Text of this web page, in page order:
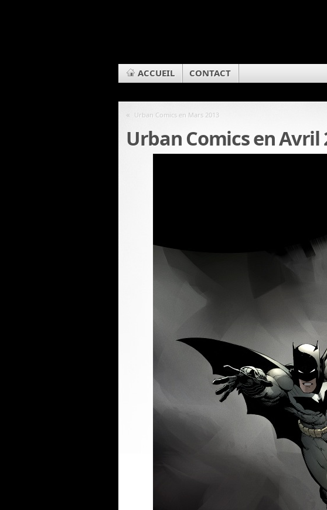
ACCUEIL CONTACT
« Urban Comics en Mars 2013
Urban Comics en Avril